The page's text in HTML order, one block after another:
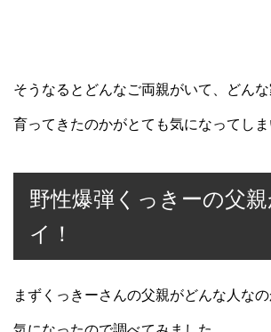
そうなるとどんなご両親がいて、どん
育ってきたのかがとても気になってしま
野性爆弾くっきーの父
イ！
まずくっきーさんの父親がどんな人な